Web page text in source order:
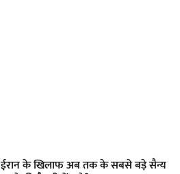
ईरान के खिलाफ अब तक के सबसे बड़े सैन्य